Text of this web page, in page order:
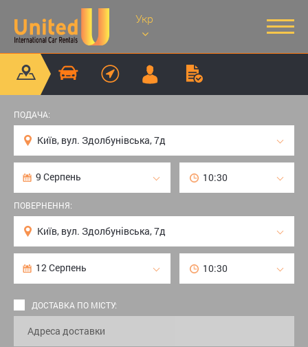
Укр
ПОДАЧА:
ПОВЕРНЕННЯ:
ДОСТАВКА ПО МІСТУ: